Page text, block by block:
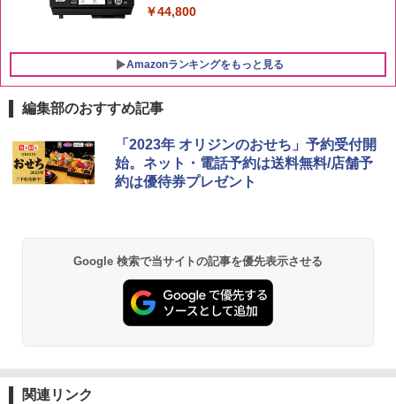
￥44,800
Amazonランキングをもっと見る
編集部のおすすめ記事
「2023年 オリジンのおせち」予約受付開
始。ネット・電話予約は送料無料/店舗予
約は優待券プレゼント
Google 検索で当サイトの記事を優先表示させる
関連リンク